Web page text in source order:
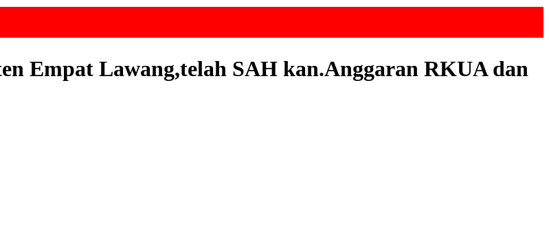
Empat Lawang,telah SAH kan.Anggaran RKUA dan